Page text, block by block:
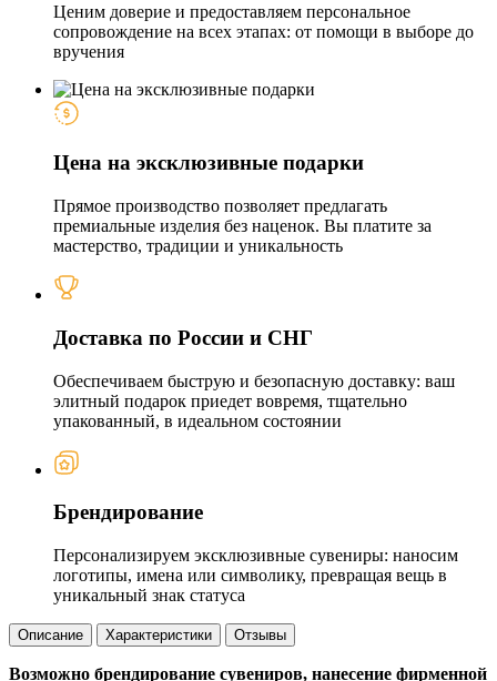
Ценим доверие и предоставляем персональное
сопровождение на всех этапах: от помощи в выборе до
вручения
Цена на эксклюзивные подарки
Прямое производство позволяет предлагать
премиальные изделия без наценок. Вы платите за
мастерство, традиции и уникальность
Доставка по России и СНГ
Обеспечиваем быструю и безопасную доставку: ваш
элитный подарок приедет вовремя, тщательно
упакованный, в идеальном состоянии
Брендирование
Персонализируем эксклюзивные сувениры: наносим
логотипы, имена или символику, превращая вещь в
уникальный знак статуса
Описание Характеристики Отзывы
Возможно брендирование сувениров, нанесение фирменной